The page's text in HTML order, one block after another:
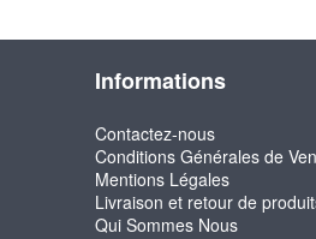
Informations
Contactez-nous
Conditions Générales de
Mentions Légales
Livraison et retour de
Qui Sommes Nous